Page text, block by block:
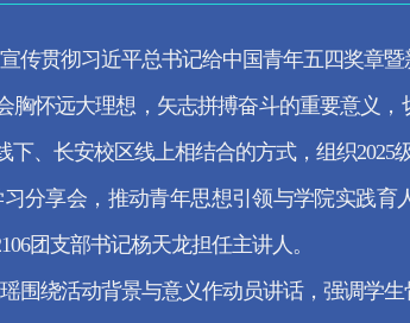
传贯彻习近平总书记给中国青年五四奖章
胸怀远大理想，矢志拼搏奋斗的重要意义
下、长安校区线上相结合的方式，组织2025
分享会，推动青年思想引领与学院实践育
团支部书记杨天龙担任主讲人。
围绕活动背景与意义作动员讲话，强调学